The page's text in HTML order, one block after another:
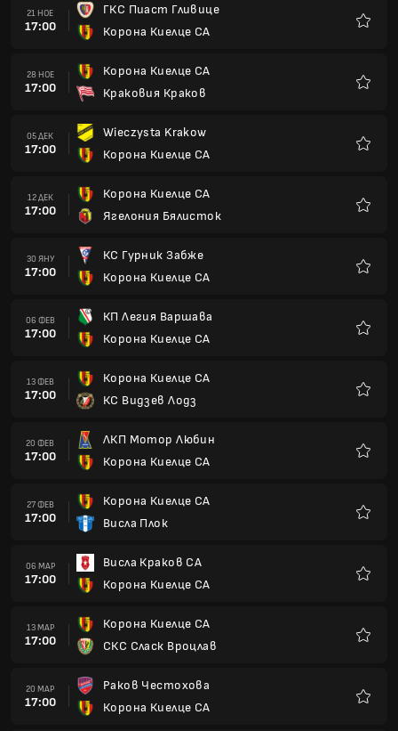
21 НОЕ
17:00
ГКС Пиаст Гливице
Корона Киелце СА
28 НОЕ
17:00
Корона Киелце СА
Краковия Краков
05 ДЕК
17:00
Wieczysta Krakow
Корона Киелце СА
12 ДЕК
17:00
Корона Киелце СА
Ягелония Бялисток
30 ЯНУ
17:00
КС Гурник Забже
Корона Киелце СА
06 ФЕВ
17:00
КП Легия Варшава
Корона Киелце СА
13 ФЕВ
17:00
Корона Киелце СА
КС Видзев Лодз
20 ФЕВ
17:00
ЛКП Мотор Любин
Корона Киелце СА
27 ФЕВ
17:00
Корона Киелце СА
Висла Плок
06 МАР
17:00
Висла Краков СА
Корона Киелце СА
13 МАР
17:00
Корона Киелце СА
СКС Сласк Вроцлав
20 МАР
17:00
Раков Честохова
Корона Киелце СА